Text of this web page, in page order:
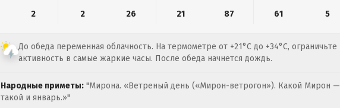
2 2 26 21 87 61 5
До обеда переменная облачность. На термометре от +21°C до +34°C, ограничьте
активность в самые жаркие часы. После обеда начнется дождь.
Народные приметы: "Мирона. «Ветреный день («Мирон-ветрогон»). Какой Мирон —
такой и январь.»"